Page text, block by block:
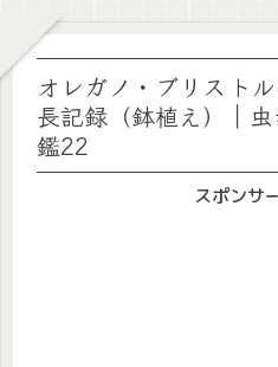
オレガノ・ブリスト
長記録（鉢植え）｜
鑑22
スポンサ